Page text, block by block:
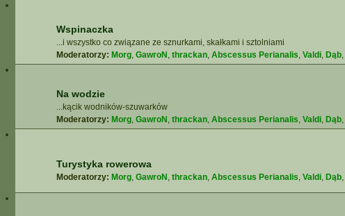
Wspinaczka
...i wszystko co związane ze sznurkami, skałkami i sztolniami
Moderatorzy: Morg, GawroN , thrackan, Abscessus Perianalis, Valdi, Dąb,
Na wodzie
...kącik wodników-szuwarków
Moderatorzy: Morg, GawroN , thrackan, Abscessus Perianalis, Valdi, Dąb,
Turystyka rowerowa
Moderatorzy: Morg, GawroN , thrackan, Abscessus Perianalis, Valdi, Dąb,